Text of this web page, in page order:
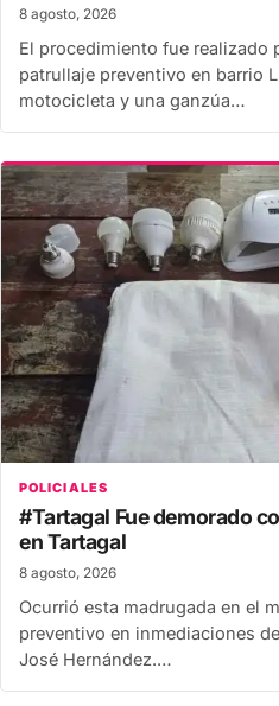
8 agosto, 2026
El procedimiento fue realizado
patrullaje preventivo en barrio
motocicleta y una ganzúa…
POLICIALES
#Tartagal Fue demorado
en Tartagal
8 agosto, 2026
Ocurrió esta madrugada en el
preventivo en inmediaciones
José Hernández.…